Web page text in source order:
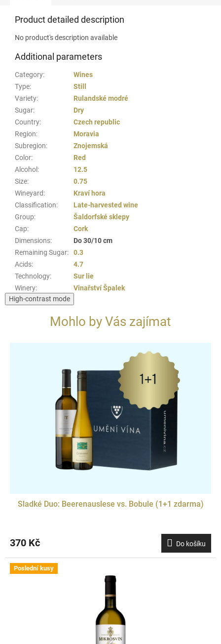
Product detailed description
No product's description available
Additional parameters
Category:
Wines
Type:
Still
Variety:
Rulandské modré
Sugar:
Dry
Country:
Czech republic
Region:
Moravia
Subregion:
Znojemská
Color:
Red
Alcohol :
12.5
Size:
0.75
Wineyard:
Kraví hora
Classification:
Late-harvested wine
Group:
Šaldorfské sklepy
Cap:
Cork
Dimensions:
Do 30/10 cm
Remaining Sugar:
0.3
Acids:
4.7
Technology:
Sur lie
Winery:
Vinařství Špalek
High-contrast mode
Mohlo by Vás zajímat
Sladké Duo: Beerenauslese vs. Bobule (1+1 zdarma)
370 Kč Do košíku
Poslední kusy